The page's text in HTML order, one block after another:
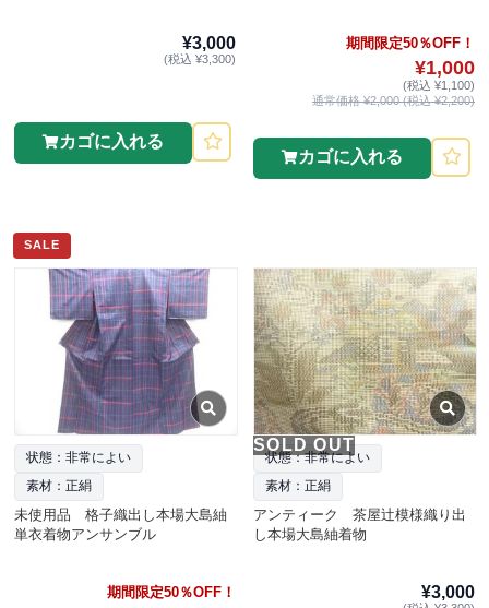
¥3,000
(税込 ¥3,300)
カゴに入れる
期間限定50％OFF！
¥1,000
(税込 ¥1,100)
通常価格 ¥2,000 (税込 ¥2,200)
カゴに入れる
SALE
状態：非常によい
素材：正絹
未使用品 格子織出し本場大島紬
単衣着物アンサンブル
期間限定50％OFF！
SOLD OUT
状態：非常によい
素材：正絹
アンティーク 茶屋辻模様織り出
し本場大島紬着物
¥3,000